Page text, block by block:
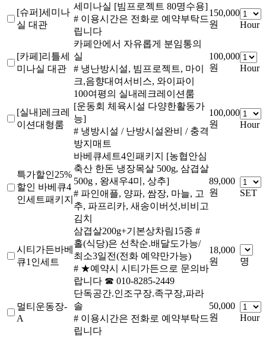
[슈퍼]세미나
실 대관
세미나실 [빔프로젝트 80명수용]
# 이용시간은 전화로 예약부탁드
립니다
150,000
원
Hour
[카페]리틀세
미나실 대관
카페안에서 자유롭게 분임통의
실
# 냉난방시설, 빔프로젝트, 마이
크,음향대여서비스, 와이파이
100,000
원
Hour
[실내]레크레
이션대형룸
100여평의 실내레크레이션룸
[운동회 체육시설 다양한활동가
능]
# 냉방시설 / 난방시설완비 / 충격
방지매트
100,000
원
Hour
특가할인25%
할인 바베큐4
인세트패키지
바베큐세트4인패키지 [농협안심
축산 한돈 냉장목살 500g, 삼겹살
500g , 왕새우4미, 상추]
# 파인애플, 양파, 쌈장, 마늘, 고
추, 파프리카, 새송이버섯,비비고
김치
89,000
원
SET
시티가든바베
큐1인세트
삼겹살200g+기본상차림15종 #
홀(식당)은 선착순.배달도가능/
최소3일전(전화 예약만가능)
# ★예약시 시티가든으로 문의바
랍니다 ☎ 010-8285-2449
18,000
원
명
멀티운동장-
A
단독공간.인조구장.족구장,파라
솔
# 이용시간은 전화로 예약부탁드
립니다
50,000
원
Hour